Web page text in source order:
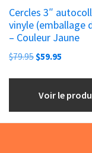
Cercles 3″
vinyle (emballage
– Couleur Jaune
$79.95 Le
était :
$59.95
est :
Voir le